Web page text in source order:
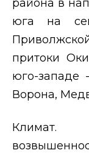
района в
юга на
притоки
юго-
Ворона,
Климат.